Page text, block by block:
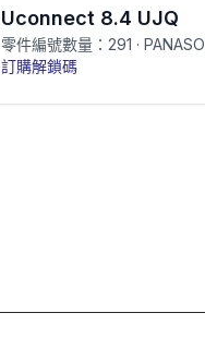
Uconnect 8.4 UJQ
零件編號數量：291 ·
訂購解鎖碼